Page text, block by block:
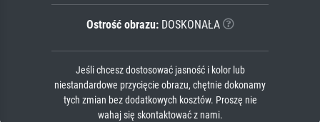
Ostrość obrazu:DOSKONAŁA
Jeśli chcesz dostosować jasność i kolor lub
niestandardowe przycięcie obrazu, chętnie dokonamy
tych zmian bez dodatkowych kosztów. Proszę nie
wahaj się skontaktować z nami.